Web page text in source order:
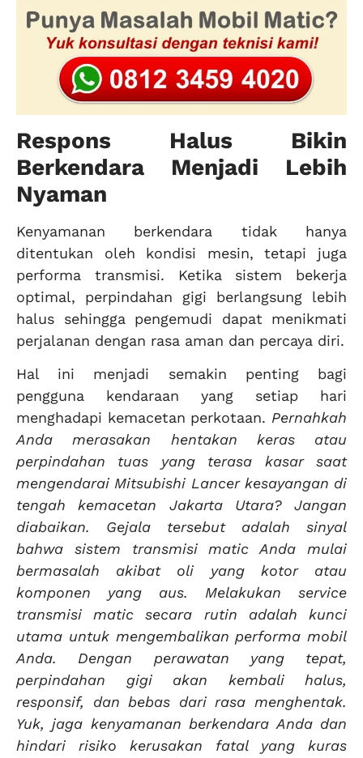
Respons Halus Bikin
Berkendara Menjadi Lebih
Nyaman
Kenyamanan berkendara tidak hanya
ditentukan oleh kondisi mesin, tetapi juga
performa transmisi. Ketika sistem bekerja
optimal, perpindahan gigi berlangsung lebih
halus sehingga pengemudi dapat menikmati
perjalanan dengan rasa aman dan percaya diri.
Hal ini menjadi semakin penting bagi
pengguna kendaraan yang setiap hari
menghadapi kemacetan perkotaan. Pernahkah
Anda merasakan hentakan keras atau
perpindahan tuas yang terasa kasar saat
mengendarai Mitsubishi Lancer kesayangan di
tengah kemacetan Jakarta Utara? Jangan
diabaikan. Gejala tersebut adalah sinyal
bahwa sistem transmisi matic Anda mulai
bermasalah akibat oli yang kotor atau
komponen yang aus. Melakukan service
transmisi matic secara rutin adalah kunci
utama untuk mengembalikan performa mobil
Anda. Dengan perawatan yang tepat,
perpindahan gigi akan kembali halus,
responsif, dan bebas dari rasa menghentak.
Yuk, jaga kenyamanan berkendara Anda dan
hindari risiko kerusakan fatal yang kuras